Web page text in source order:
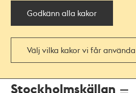
Godkänn alla kakor
Välj vilka kakor vi får använda
Stockholmskällan